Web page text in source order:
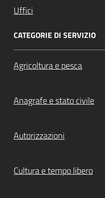
Uffici
CATEGORIE DI SERVIZIO
Agricoltura e pesca
Anagrafe e stato civile
Autorizzazioni
Cultura e tempo libero